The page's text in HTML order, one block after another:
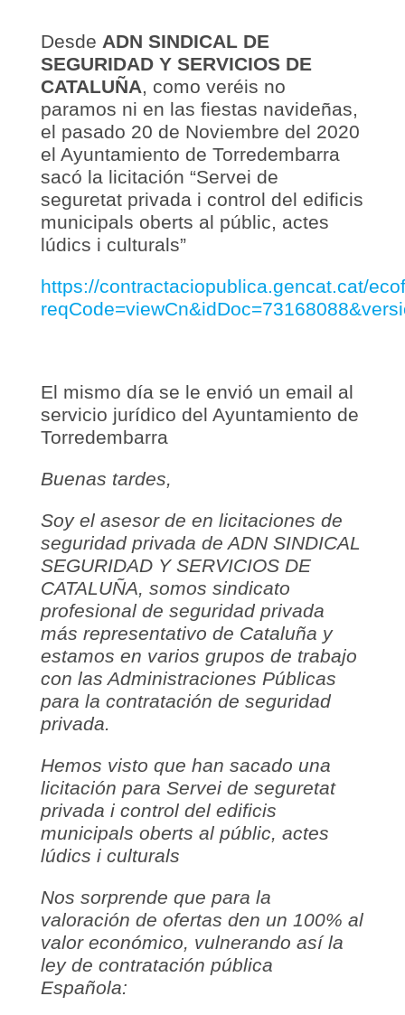
Desde ADN SINDICAL DE
SEGURIDAD Y SERVICIOS DE
CATALUÑA, como veréis no
paramos ni en las fiestas navideñas,
el pasado 20 de Noviembre del 2020
el Ayuntamiento de Torredembarra
sacó la licitación “Servei de
seguretat privada i control del edificis
municipals oberts al públic, actes
lúdics i culturals”
https://contractaciopublica.gencat.cat/
El mismo día se le envió un email al
servicio jurídico del Ayuntamiento de
Torredembarra
Buenas tardes,
Soy el asesor de en licitaciones de
seguridad privada de ADN SINDICAL
SEGURIDAD Y SERVICIOS DE
CATALUÑA, somos sindicato
profesional de seguridad privada
más representativo de Cataluña y
estamos en varios grupos de trabajo
con las Administraciones Públicas
para la contratación de seguridad
privada.
Hemos visto que han sacado una
licitación para Servei de seguretat
privada i control del edificis
municipals oberts al públic, actes
lúdics i culturals
Nos sorprende que para la
valoración de ofertas den un 100% al
valor económico, vulnerando así la
ley de contratación pública
Española: